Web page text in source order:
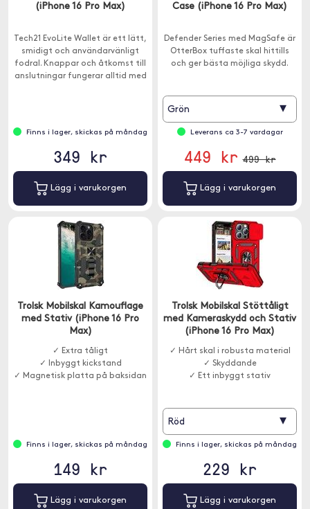
(iPhone 16 Pro Max)
Tech21 EvoLite Wallet är ett lätt,
smidigt och användarvänligt
fodral. Knappar och åtkomst till
anslutningar fungerar alltid med
Finns i lager, skickas på måndag
349 kr
Lägg i varukorgen
Case (iPhone 16 Pro Max)
Defender Series med MagSafe är
OtterBox tuffaste skal hittills
och ger bästa möjliga skydd.
Grön ▾
Leverans ca 3-7 vardagar
449 kr 499 kr
Lägg i varukorgen
Trolsk Mobilskal Kamouflage
med Stativ (iPhone 16 Pro
Max)
✓ Extra tåligt
✓ Inbyggt kickstand
✓ Magnetisk platta på baksidan
Finns i lager, skickas på måndag
149 kr
Lägg i varukorgen
Trolsk Mobilskal Stöttåligt
med Kameraskydd och Stativ
(iPhone 16 Pro Max)
✓ Hårt skal i robusta material
✓ Skyddande
✓ Ett inbyggt stativ
Röd ▾
Finns i lager, skickas på måndag
229 kr
Lägg i varukorgen